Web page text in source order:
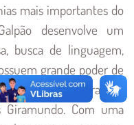
mais importantes do
desenvolve um
busca de linguagem,
grande poder de
na capital mineira está
Com uma